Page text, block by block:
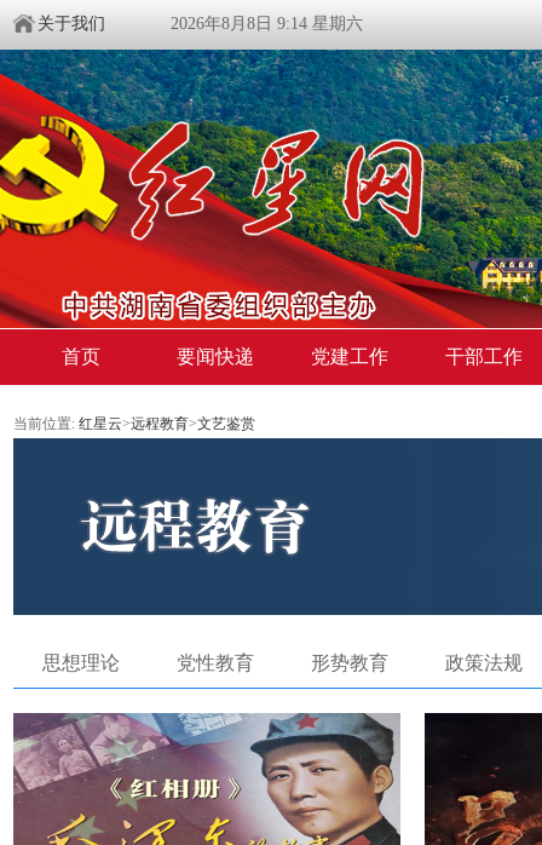
关于我们 2026年8月8日 9:14 星期六
首页 要闻快递 党建工作 干部工作
当前位置: 红星云>远程教育>文艺鉴赏
思想理论 党性教育 形势教育 政策法规